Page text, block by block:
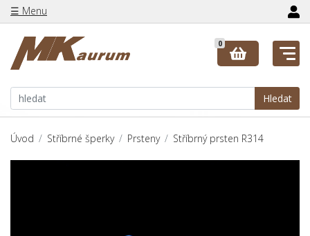
☰ Menu
Hledat
0
Úvod Stříbrné šperky Prsteny Stříbrný prsten R314